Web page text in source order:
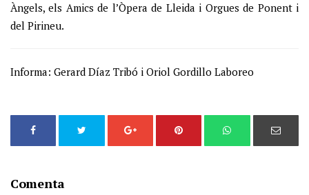
Àngels, els Amics de l’Òpera de Lleida i Orgues de Ponent i
del Pirineu.
Informa: Gerard Díaz Tribó i Oriol Gordillo Laboreo
Comenta